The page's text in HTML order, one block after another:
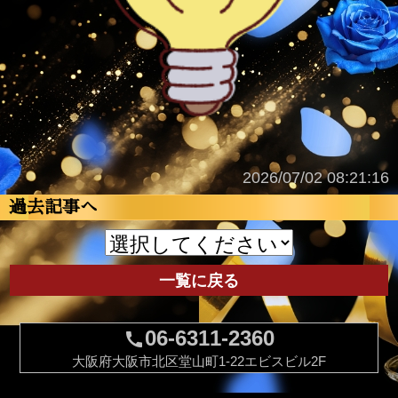
2026/07/02 08:21:16
過去記事へ
一覧に戻る
call06-6311-2360
大阪府大阪市北区堂山町1-22エビスビル2F